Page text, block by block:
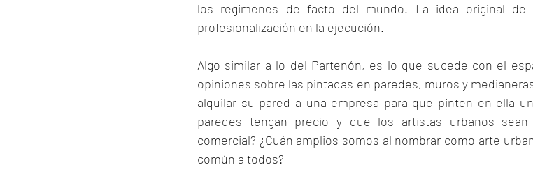
los regimenes de facto del mundo. La idea original
profesionalización en la ejecución.
Algo similar a lo del Partenón, es lo que sucede con el
opiniones sobre las pintadas en paredes, muros y
alquilar su pared a una empresa para que pinten en ella
paredes tengan precio y que los artistas urbanos sean
comercial? ¿Cuán amplios somos al nombrar como arte
común a todos?